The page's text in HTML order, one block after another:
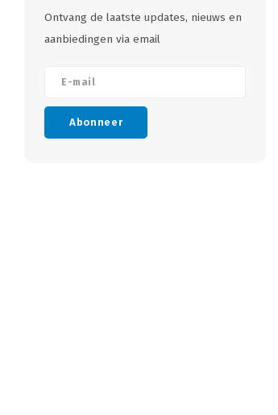
Ontvang de laatste updates, nieuws en
aanbiedingen via email
Abonneer